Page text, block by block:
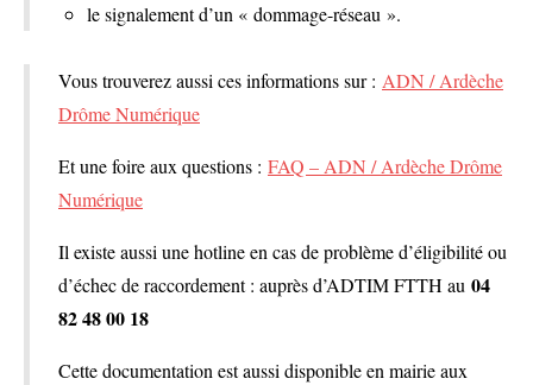
le signalement d’un « dommage-réseau ».
Vous trouverez aussi ces informations sur : ADN / Ardèche
Drôme Numérique
Et une foire aux questions : FAQ – ADN / Ardèche Drôme
Numérique
Il existe aussi une hotline en cas de problème d’éligibilité ou
d’échec de raccordement : auprès d’ADTIM FTTH au 04
82 48 00 18
Cette documentation est aussi disponible en mairie aux